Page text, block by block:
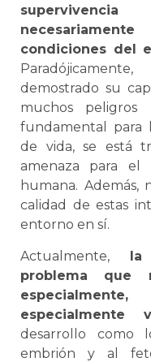
condiciones del
demostrado su
muchos
fundamental para
de vida, se está
amenaza para el
humana.
calidad de estas
entorno en sí.
Actualmente, la
problema
especialmente
desarrollo como
embrión y al